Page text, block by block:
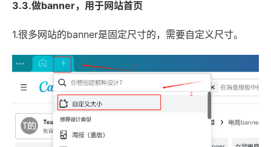
3.3.做banner，用于网站首页
1.很多网站的banner是固定尺寸的，需要自定义尺寸。